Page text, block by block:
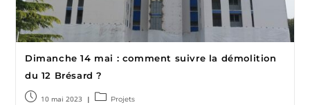
Dimanche 14 mai : comment suivre la démolition
du 12 Brésard ?
10 mai 2023 Projets